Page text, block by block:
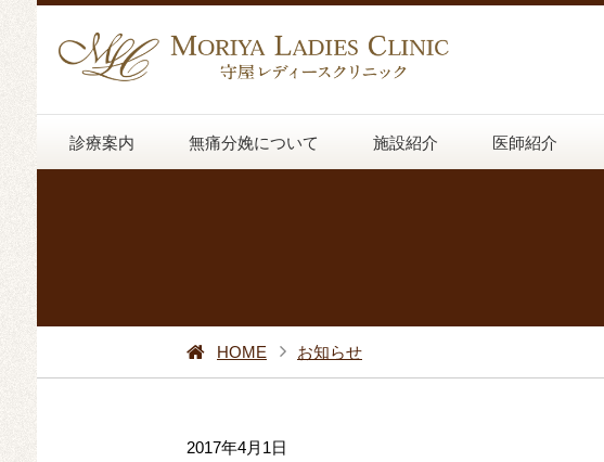
診療案内 無痛分娩について 施設紹介 医師紹介
HOME お知らせ
2017年4月1日